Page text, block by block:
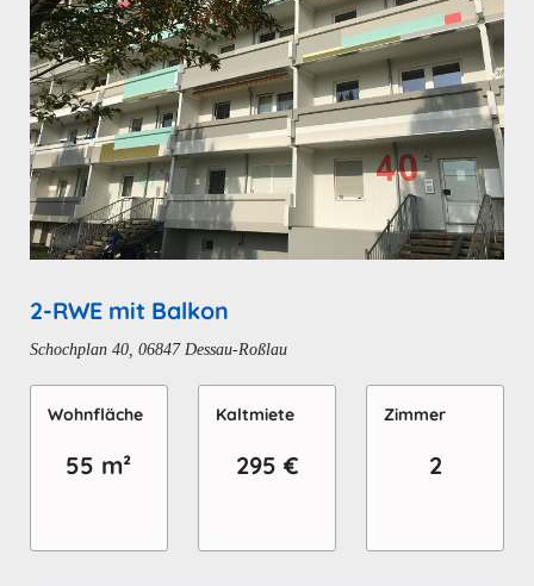
2-RWE mit Balkon
Schochplan 40, 06847 Dessau-Roßlau
Wohn­fläche
55 m²
Kaltmiete
295 €
Zimmer
2